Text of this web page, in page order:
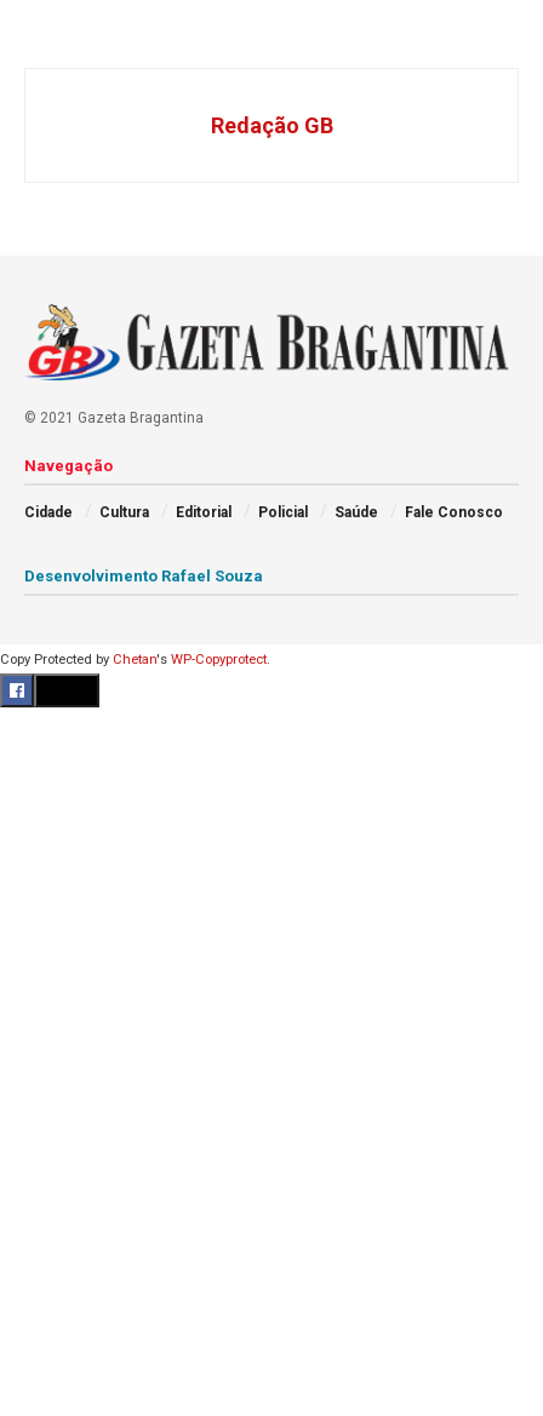
Redação GB
© 2021 Gazeta Bragantina
Navegação
Cidade Cultura Editorial Policial Saúde Fale Conosco
Desenvolvimento Rafael Souza
Copy Protected by Chetan's WP-Copyprotect.